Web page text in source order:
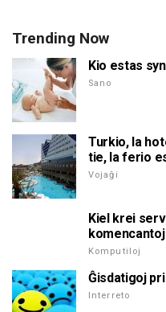
Trending Now
Kio estas
Sano
Turkio, la
tie, la ferio
Vojaĝi
Kiel krei
komencantoj
Komputiloj
Ĝisdatigoj
Interreto